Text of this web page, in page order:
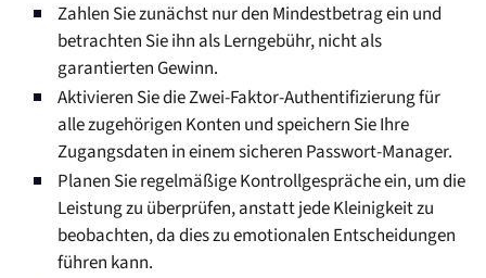
Zahlen Sie zunächst nur den Mindestbetrag ein und
betrachten Sie ihn als Lerngebühr, nicht als
garantierten Gewinn.
Aktivieren Sie die Zwei-Faktor-Authentifizierung für
alle zugehörigen Konten und speichern Sie Ihre
Zugangsdaten in einem sicheren Passwort-Manager.
Planen Sie regelmäßige Kontrollgespräche ein, um die
Leistung zu überprüfen, anstatt jede Kleinigkeit zu
beobachten, da dies zu emotionalen Entscheidungen
führen kann.